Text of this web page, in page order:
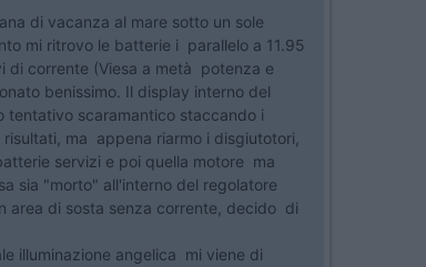
di vacanza al mare sotto un sole
mi ritrovo le batterie i parallelo a 11.95
di corrente (Viesa a metà potenza e
benissimo. Il display interno del
tentativo scaramantico staccando i
ma appena riarmo i disgiutotori,
servizi e poi quella motore ma
sia "morto" all'interno del regolatore
area di sosta senza corrente, decido di
illuminazione angelica mi viene di